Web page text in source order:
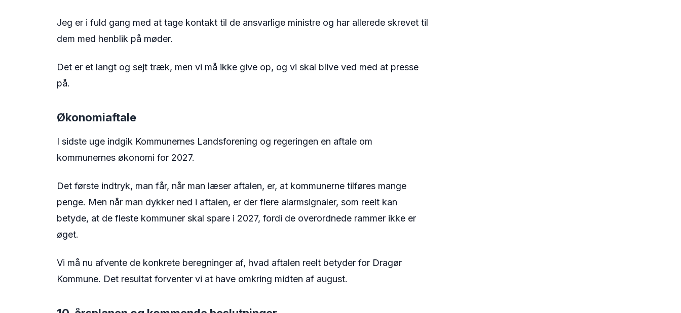
Jeg er i fuld gang med at tage kontakt til de ansvarlige ministre og har allerede skrevet til
dem med henblik på møder.
Det er et langt og sejt træk, men vi må ikke give op, og vi skal blive ved med at presse
på.
Økonomiaftale
I sidste uge indgik Kommunernes Landsforening og regeringen en aftale om
kommunernes økonomi for 2027.
Det første indtryk, man får, når man læser aftalen, er, at kommunerne tilføres mange
penge. Men når man dykker ned i aftalen, er der flere alarmsignaler, som reelt kan
betyde, at de fleste kommuner skal spare i 2027, fordi de overordnede rammer ikke er
øget.
Vi må nu afvente de konkrete beregninger af, hvad aftalen reelt betyder for Dragør
Kommune. Det resultat forventer vi at have omkring midten af august.